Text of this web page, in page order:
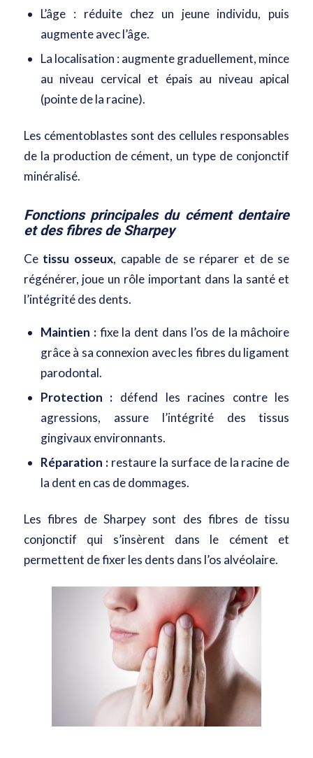
L’âge : réduite chez un jeune individu, puis
augmente avec l’âge.
La localisation : augmente graduellement, mince
au niveau cervical et épais au niveau apical
(pointe de la racine).
Les cémentoblastes sont des cellules responsables
de la production de cément, un type de conjonctif
minéralisé.
Fonctions principales du cément dentaire
et des fibres de Sharpey
Ce tissu osseux, capable de se réparer et de se
régénérer, joue un rôle important dans la santé et
l’intégrité des dents.
Maintien :fixe la dent dans l’os de la mâchoire
grâce à sa connexion avec les fibres du ligament
parodontal.
Protection : défend les racines contre les
agressions, assure l’intégrité des tissus
gingivaux environnants.
Réparation :restaure la surface de la racine de
la dent en cas de dommages.
Les fibres de Sharpey sont des fibres de tissu
conjonctif qui s’insèrent dans le cément et
permettent de fixer les dents dans l’os alvéolaire.